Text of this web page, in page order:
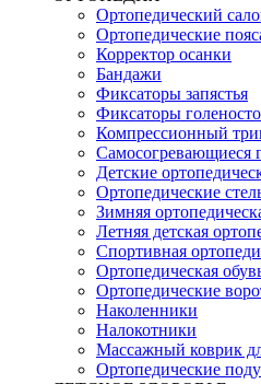
Ортопедический
Ортопедические
Корректор осанки
Бандажи
Фиксаторы запястья
Фиксаторы
Компрессионный
Самосогревающиеся
Детские
Ортопедические
Зимняя
Летняя детская
Спортивная
Ортопедическая
Ортопедические
Наколенники
Налокотники
Массажный коврик
Ортопедические